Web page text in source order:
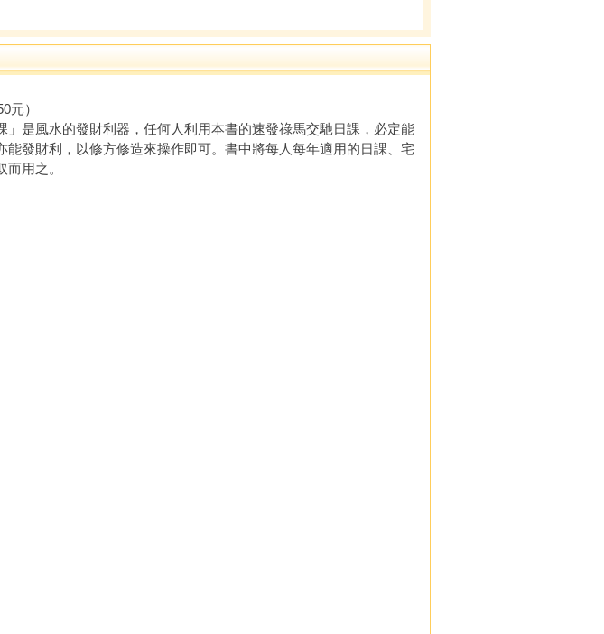
元）
是風水的發財利器，任何人利用本書的速發祿馬交馳日課，必定能
發財利，以修方修造來操作即可。書中將每人每年適用的日課、宅
用之。